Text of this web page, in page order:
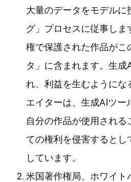
大量のデータをモデルに
グ」プロセスに従事し
権で保護された作品がこ
タ」に含まれます。生成
れ、利益を生むようにな
エイターは、生成AIツー
自分の作品が使用される
ての権利を侵害するとし
しています。
米国著作権局、ホワイト